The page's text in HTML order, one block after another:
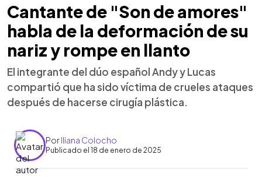
Cantante de "Son de amores"
habla de la deformación de su
nariz y rompe en llanto
El integrante del dúo español Andy y Lucas
compartió que ha sido víctima de crueles ataques
después de hacerse cirugía plástica.
PorIliana Colocho
Publicado el 18 de enero de 2025